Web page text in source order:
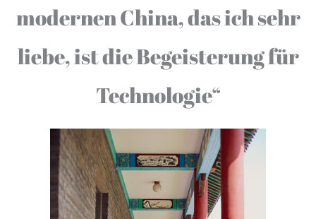
modernen China, das ich sehr
liebe, ist die Begeisterung für
Technologie“